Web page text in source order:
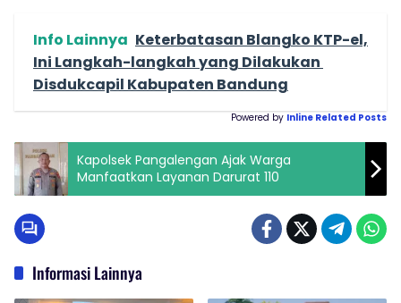
Info Lainnya Keterbatasan Blangko KTP-el,
Ini Langkah-langkah yang Dilakukan
Disdukcapil Kabupaten Bandung
Powered by Inline Related Posts
Kapolsek Pangalengan Ajak Warga
Manfaatkan Layanan Darurat 110
Informasi Lainnya